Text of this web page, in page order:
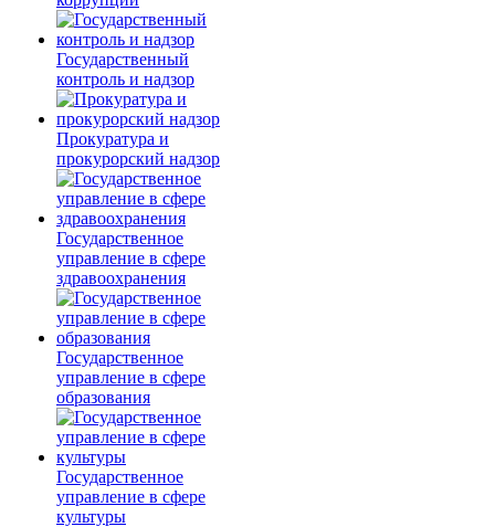
Государственный
контроль и надзор
Прокуратура и
прокурорский надзор
Государственное
управление в сфере
здравоохранения
Государственное
управление в сфере
образования
Государственное
управление в сфере
культуры